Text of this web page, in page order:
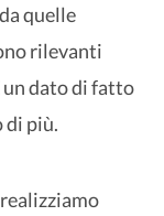
quelle
rilevanti
un dato di fatto
di più.